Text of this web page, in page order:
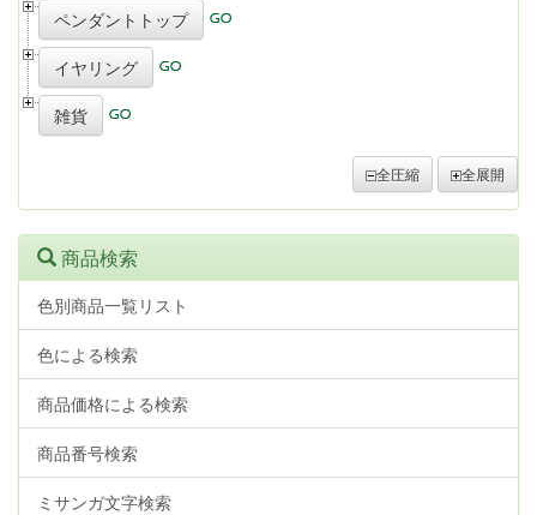
ペンダントトップ
イヤリング
雑貨
全圧縮 全展開
商品検索
色別商品一覧リスト
色による検索
商品価格による検索
商品番号検索
ミサンガ文字検索